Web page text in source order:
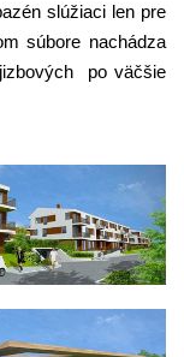
slúžiaci len pre
súbore nachádza
po väčšie